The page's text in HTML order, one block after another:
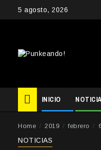
5 agosto, 2026
INICIO
Home 2019 febrero
NOTICIAS